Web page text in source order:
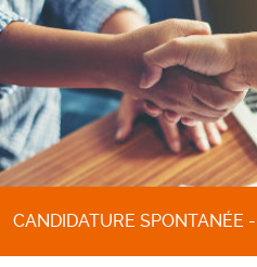
CANDIDATURE SPONTANÉE